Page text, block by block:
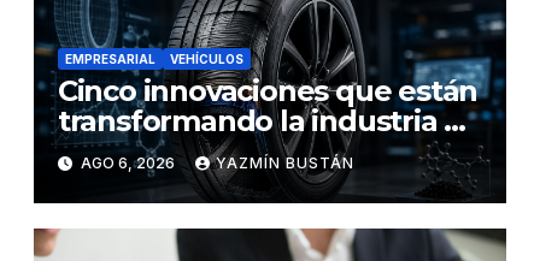
EMPRESARIAL VEHÍCULOS
Cinco innovaciones que están
transformando la industria de
los neumáticos y redefinen el
futuro de la movilidad
AGO 6, 2026 YAZMÍN BUSTÁN